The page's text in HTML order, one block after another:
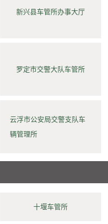
新兴县车管所办事大厅
罗定市交警大队车管所
云浮市公安局交警支队车
辆管理所
十堰车管所